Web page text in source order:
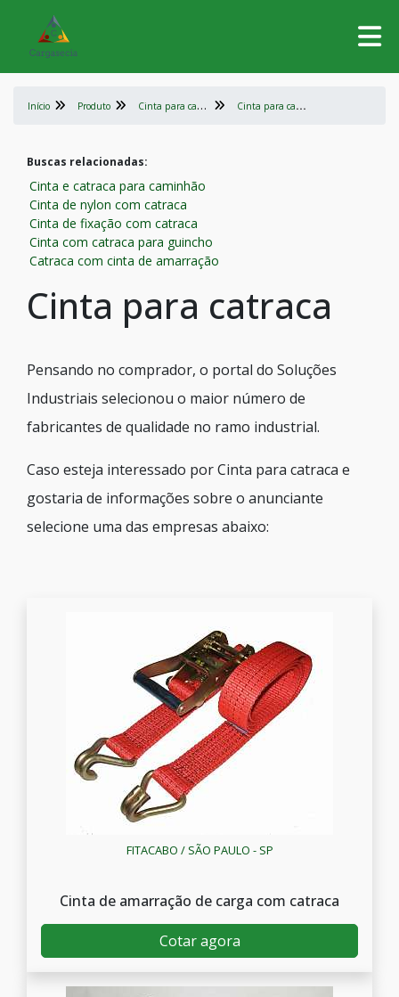
Início Produto C
inta para carga com catraca C
inta para catraca
Buscas relacionadas:
Cinta e catraca para caminhão
Cinta de nylon com catraca
Cinta de fixação com catraca
Cinta com catraca para guincho
Catraca com cinta de amarração
Cinta para catraca
Pensando no comprador, o portal do Soluções
Industriais selecionou o maior número de
fabricantes de qualidade no ramo industrial.
Caso esteja interessado por Cinta para catraca e
gostaria de informações sobre o anunciante
selecione uma das empresas abaixo:
FITACABO / SÃO PAULO - SP
Cinta de amarração de carga com catraca
Cotar agora